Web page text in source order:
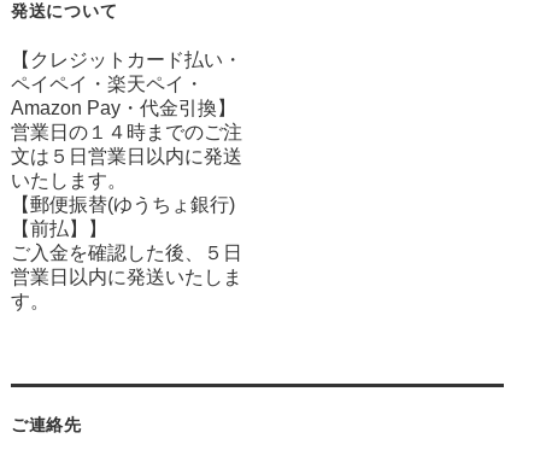
発送について
【クレジットカード払い・
ペイペイ・楽天ペイ・
Amazon Pay・ 代金引換】
営業日の１４時までのご注
文は５日営業日以内に発送
いたします。
【郵便振替(ゆうちょ銀行)
【前払】】
ご入金を確認した後、５日
営業日以内に発送いたしま
す。
ご連絡先